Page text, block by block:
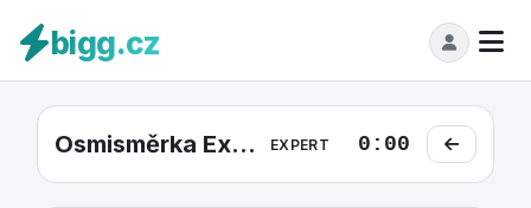
bigg.cz
Osmisměrka Expert #5 EXPERT 0:00